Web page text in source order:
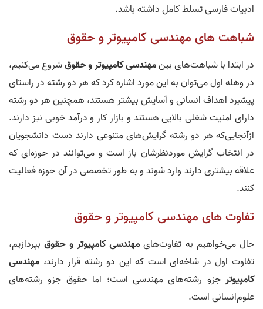
ادبیات فارسی تسلط کامل داشته باشد.
شباهت‌ های مهندسی کامپيوتر و حقوق
در ابتدا با شباهت‌های بینمهندسی کامپیوتر و حقوقشروع می‌کنیم،
در وهله‌ اول می‌توان به این مورد اشاره کرد که هر دو رشته در راستای
پیشبرد اهداف انسانی و آسایش بیشتر هستند، همچنین هر دو رشته
دارای امنیت شغلی بالایی هستند و بازار کار و درآمد خوبی نیز دارند.
ازآنجایی‌که هر دو رشته گرایش‌های متنوعی دارند دست دانشجویان
در انتخاب گرایش موردنظرشان باز است و می‌توانند در حوزه‌ای که
علاقه‌ بیشتری دارند وارد شوند و به طور تخصصی در آن حوزه فعالیت
کنند.
تفاوت‌ های مهندسی کامپيوتر و حقوق
حال می‌خواهیم به تفاوت‌های مهندسی کامپیوتر و حقوقبپردازیم،
تفاوت اول در شاخه‌ای است که این دو رشته قرار دارند، مهندسی
کامپیوتر جزو رشته‌های مهندسی است؛ اما حقوق جزو رشته‌های
علوم‌انسانی است.